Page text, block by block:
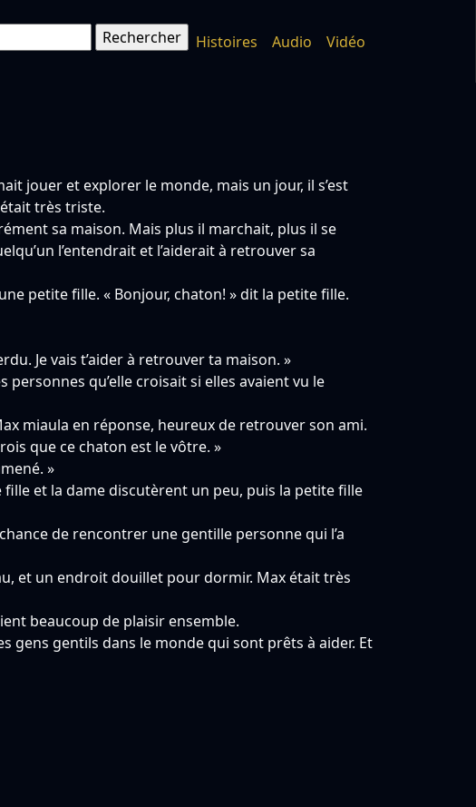
Histoires Audio Vidéo
jouer et explorer le monde, mais un jour, il s’est
très triste.
sa maison. Mais plus il marchait, plus il se
l’entendrait et l’aiderait à retrouver sa
petite fille. « Bonjour, chaton! » dit la petite fille.
Je vais t’aider à retrouver ta maison. »
qu’elle croisait si elles avaient vu le
miaula en réponse, heureux de retrouver son ami.
que ce chaton est le vôtre. »
»
et la dame discutèrent un peu, puis la petite fille
de rencontrer une gentille personne qui l’a
et un endroit douillet pour dormir. Max était très
beaucoup de plaisir ensemble.
gens gentils dans le monde qui sont prêts à aider. Et